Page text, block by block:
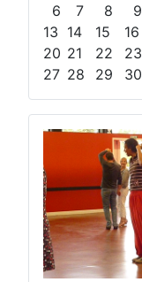
6
7 8 9
13 14 15 16
20 21 22 23
27 28 29 30